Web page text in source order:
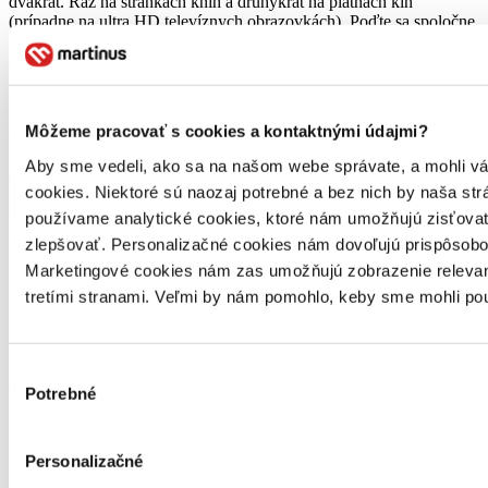
Môžeme pracovať s cookies a kontaktnými údajmi?
Aby sme vedeli, ako sa na našom webe správate, a mohli
cookies. Niektoré sú naozaj potrebné a bez nich by naša
používame analytické cookies, ktoré nám umožňujú
zlepšovať. Personalizačné cookies nám dovoľujú
Marketingové cookies nám zas umožňujú zobrazenie
tretími stranami. Veľmi by nám pomohlo, keby sme mohli
súhlasu
Potrebné
Personalizačné
(prípadne na ultra HD televíznych obrazovkách). Poďte sa spoločne
s nami pozrieť na všetky skvelé knihy, ktoré sa tento rok dočkali
alebo dočkajú filmového či seriálového spracovania. Asi nikoho
neprekvapí, že v Martinuse milujeme knihy. No […]
celý článok
Najpredávanejšie knihy za rok 2020
Katka Kubalová
28. decembra 2020
Rok sa s rokom stretol a my vám opäť prinášame už tradičný
rebríček kníh, e-kníh, audiokníh, filmov a hudby, ktoré vás,
celý článok